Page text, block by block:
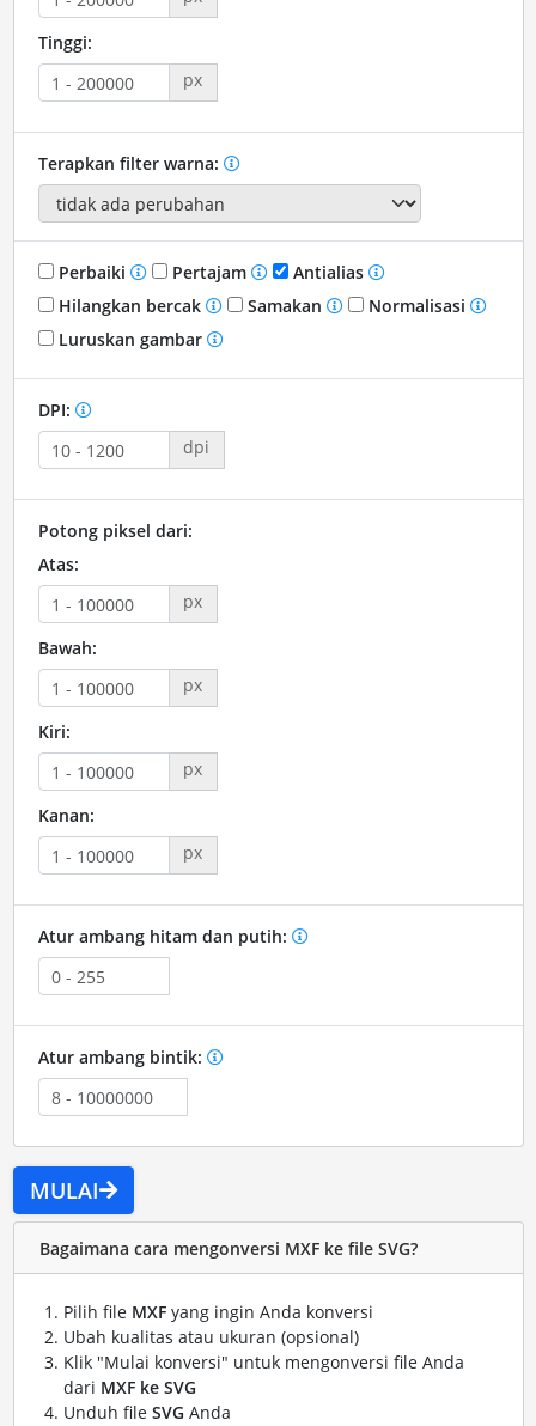
Tinggi:
px
Terapkan filter warna:
Perbaiki Pertajam
Antialias
Hilangkan bercak
Samakan
Normalisasi
Luruskan gambar
DPI:
dpi
Potong piksel dari:
Atas:
px
Bawah:
px
Kiri:
px
Kanan:
px
Atur ambang hitam dan putih:
Atur ambang bintik:
MULAI
Bagaimana cara mengonversi MXF ke file SVG?
Pilih file MXFyang ingin Anda konversi
Ubah kualitas atau ukuran (opsional)
Klik "Mulai konversi" untuk mengonversi file Anda
dari MXF ke SVG
Unduh file SVG Anda